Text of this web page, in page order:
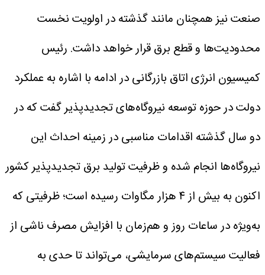
صنعت نیز همچنان مانند گذشته در اولویت نخست
محدودیت‌ها و قطع برق قرار خواهد داشت. رئیس
کمیسیون انرژی اتاق بازرگانی در ادامه با اشاره به عملکرد
دولت در حوزه توسعه نیروگاه‌های تجدیدپذیر گفت که در
دو سال گذشته اقدامات مناسبی در زمینه احداث این
نیروگاه‌ها انجام شده و ظرفیت تولید برق تجدیدپذیر کشور
اکنون به بیش از ۴ هزار مگاوات رسیده است؛ ظرفیتی که
به‌ویژه در ساعات روز و هم‌زمان با افزایش مصرف ناشی از
فعالیت سیستم‌های سرمایشی، می‌تواند تا حدی به